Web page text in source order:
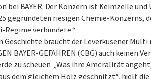
bei BAYER. Der Konzern ist Keimzelle und
gegründeten riesigen Chemie-Konzerns,
Regime verbündete.“
Geschichte braucht der Leverkusener Multi
BAYER-GEFAHREN (CBG) auch keinen
zu scheuen. „Was ihre Amoralität
aus dem gleichem Holz geschnitzt“, hielt die